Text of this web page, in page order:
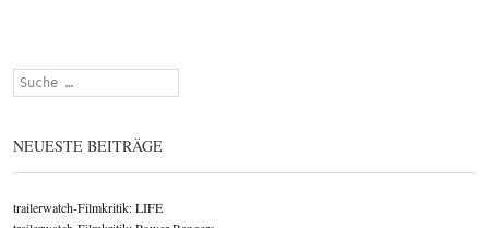
Suchen
NEUESTE BEITRÄGE
trailerwatch-Filmkritik: LIFE